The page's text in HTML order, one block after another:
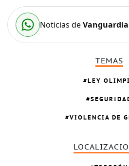
Noticias deVanguardia
TEMAS
LEY
VIOLENCIA DE